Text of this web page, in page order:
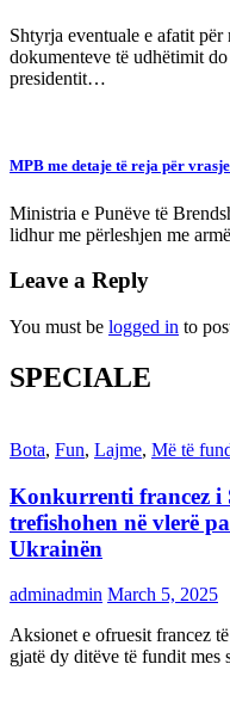
Shtyrja eventuale e afatit
dokumenteve të udhëtimit
presidentit…
MPB me detaje të reja për
Ministria e Punëve të
lidhur me përleshjen me
Leave a Reply
You must be logged in to
SPECIALE
Bota, Fun, Lajme, Më të
Konkurrenti francez i
trefishohen në vlerë
Ukrainën
adminadmin March 5, 2025
Aksionet e ofruesit francez
gjatë dy ditëve të fundit mes